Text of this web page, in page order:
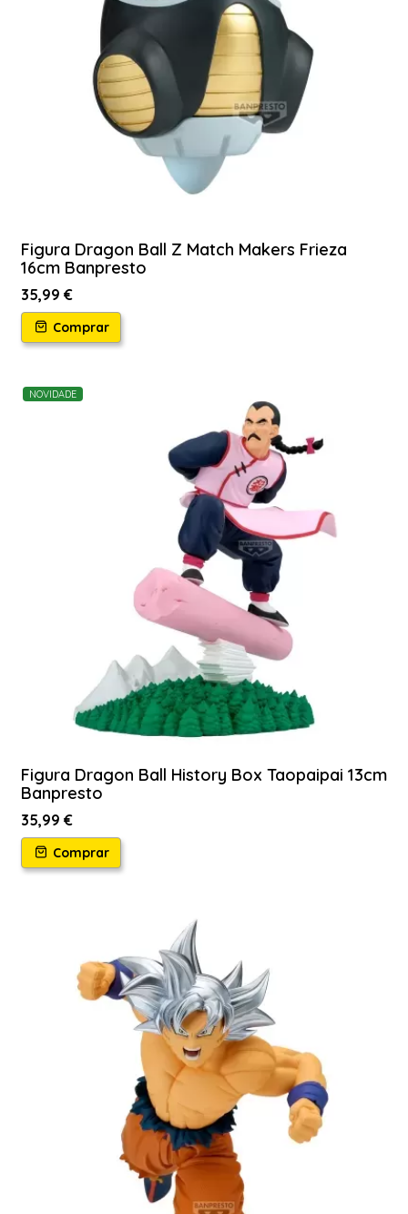
Figura Dragon Ball Z Match Makers Frieza
16cm Banpresto
35,99 €
Comprar
NOVIDADE
Figura Dragon Ball History Box Taopaipai 13cm
Banpresto
35,99 €
Comprar